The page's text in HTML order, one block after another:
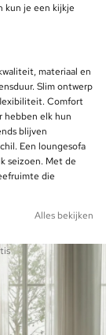
kun je een kijkje
materiaal en
Slim ontwerp
Comfort
hebben elk hun
blijven
Een loungesofa
seizoen. Met de
die
Alles bekijken